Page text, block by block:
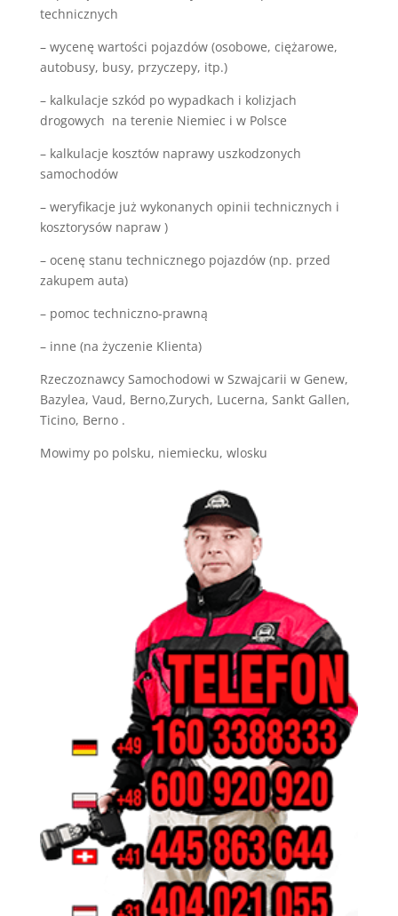
technicznych
– wycenę wartości pojazdów (osobowe, ciężarowe,
autobusy, busy, przyczepy, itp.)
– kalkulacje szkód po wypadkach i kolizjach
drogowych na terenie Niemiec i w Polsce
– kalkulacje kosztów naprawy uszkodzonych
samochodów
– weryfikacje już wykonanych opinii technicznych i
kosztorysów napraw )
– ocenę stanu technicznego pojazdów (np. przed
zakupem auta)
– pomoc techniczno-prawną
– inne (na życzenie Klienta)
Rzeczoznawcy Samochodowi w Szwajcarii w Genew,
Bazylea, Vaud, Berno,Zurych, Lucerna, Sankt Gallen,
Ticino, Berno .
Mowimy po polsku, niemiecku, wlosku